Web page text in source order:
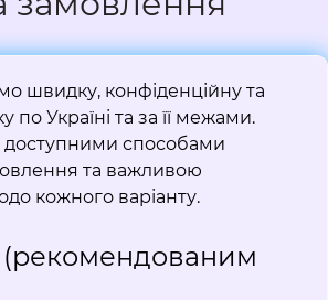
швидку, конфіденційну та
по Україні та за її межами.
доступними способами
та важливою
кожного варіанту.